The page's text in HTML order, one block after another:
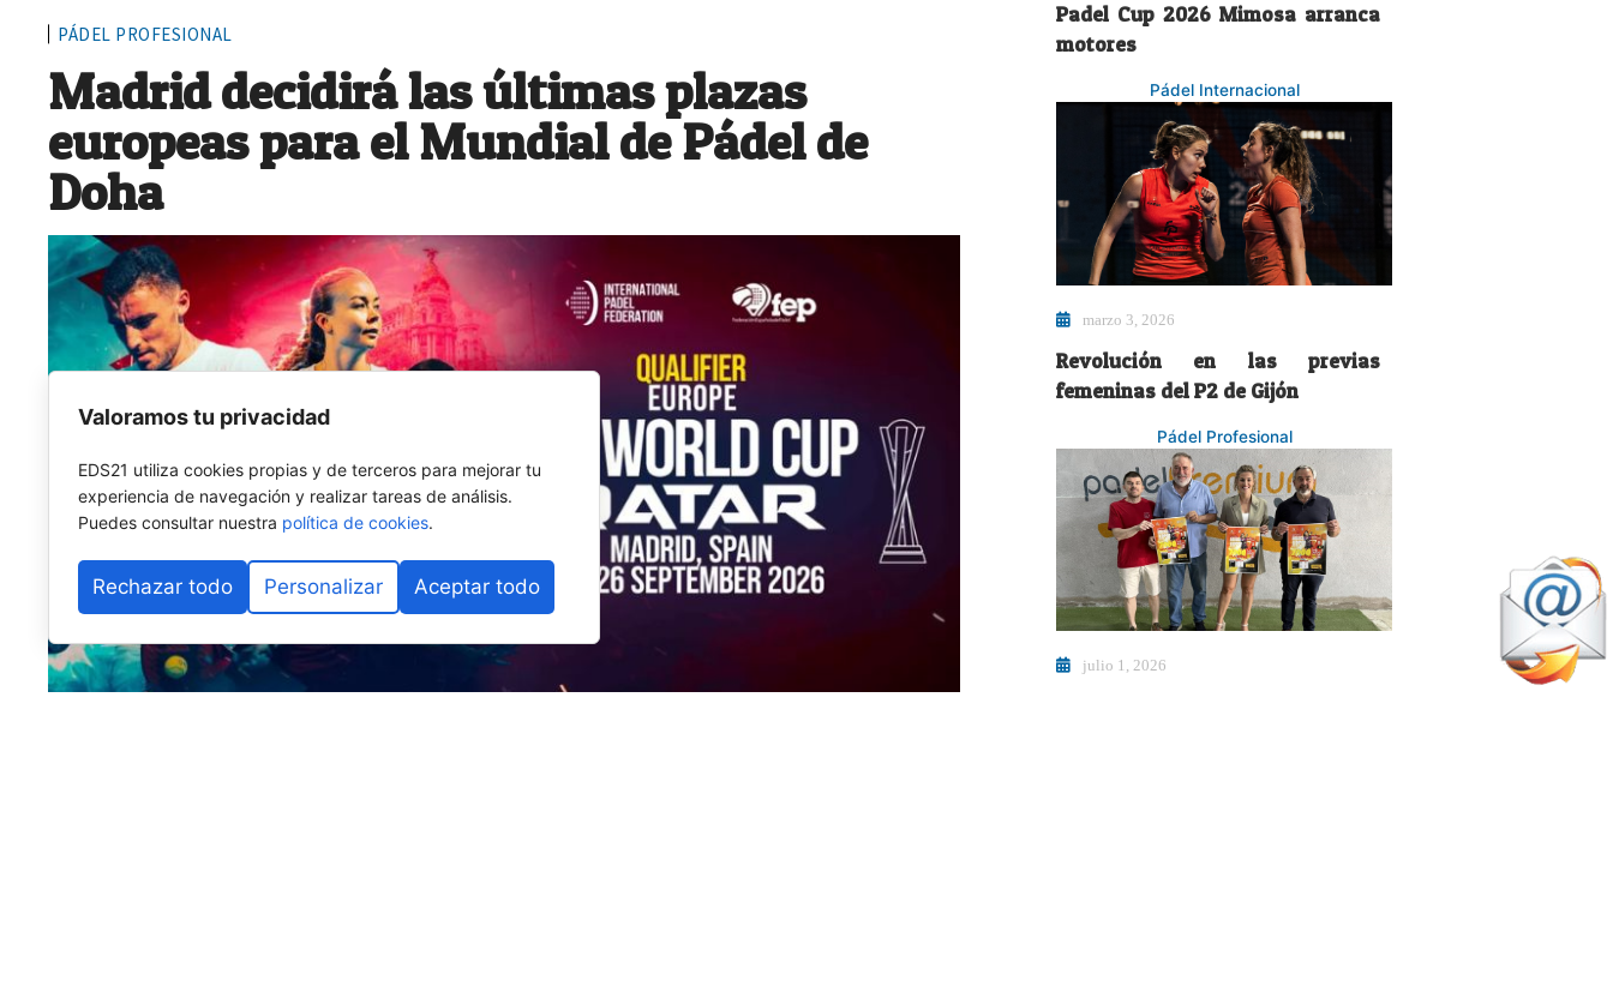
PÁDEL PROFESIONAL
Madrid decidirá las últimas plazas
europeas para el Mundial de Pádel de
Doha
Padel Cup 2026 Mimosa arranca
motores
Pádel Internacional
marzo 3, 2026
Revolución en las previas
femeninas del P2 de Gijón
Pádel Profesional
julio 1, 2026
Valoramos tu privacidad
EDS21 utiliza cookies propias y de terceros para mejorar tu
experiencia de navegación y realizar tareas de análisis.
Puedes consultar nuestra política de cookies.
Rechazar todo Personalizar Aceptar todo